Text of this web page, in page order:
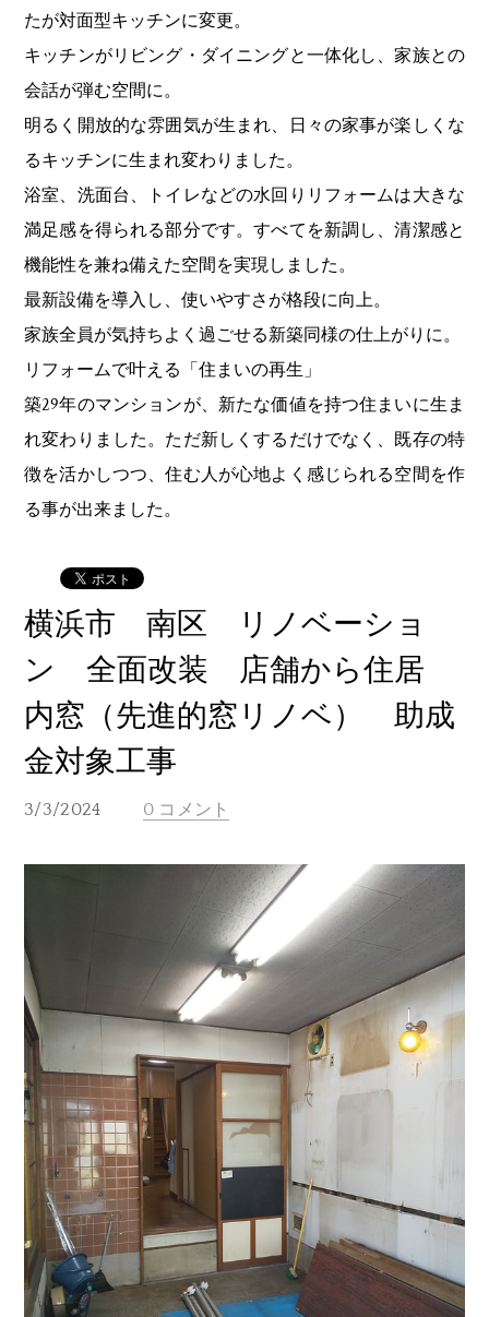
たが対面型キッチンに変更。
キッチンがリビング・ダイニングと一体化し、家族との
会話が弾む空間に。
明るく開放的な雰囲気が生まれ、日々の家事が楽しくな
るキッチンに生まれ変わりました。
浴室、洗面台、トイレなどの水回りリフォームは大きな
満足感を得られる部分です。すべてを新調し、清潔感と
機能性を兼ね備えた空間を実現しました。
最新設備を導入し、使いやすさが格段に向上。
家族全員が気持ちよく過ごせる新築同様の仕上がりに。
リフォームで叶える「住まいの再生」
築29年のマンションが、新たな価値を持つ住まいに生ま
れ変わりました。ただ新しくするだけでなく、既存の特
徴を活かしつつ、住む人が心地よく感じられる空間を作
る事が出来ました。
横浜市 南区 リノベーショ
ン 全面改装 店舗から住居
内窓（先進的窓リノベ） 助成
金対象工事
3/3/2024 0 コメント